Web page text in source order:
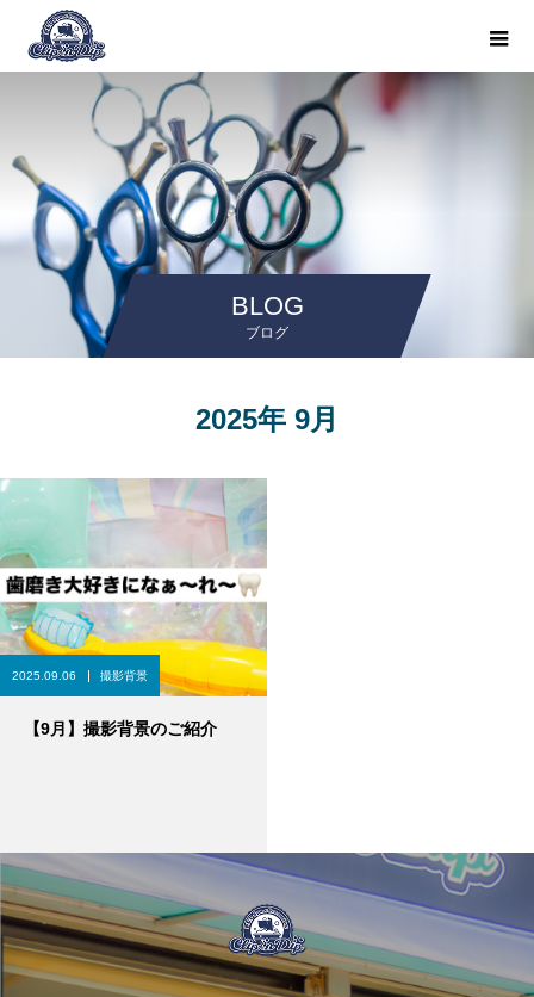
BLOG
ブログ
2025年 9月
2025.09.06 撮影背景
【9月】撮影背景のご紹介